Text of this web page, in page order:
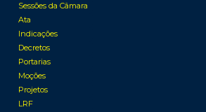
Sessões da Câmara
Ata
Indicações
Decretos
Portarias
Moções
Projetos
LRF